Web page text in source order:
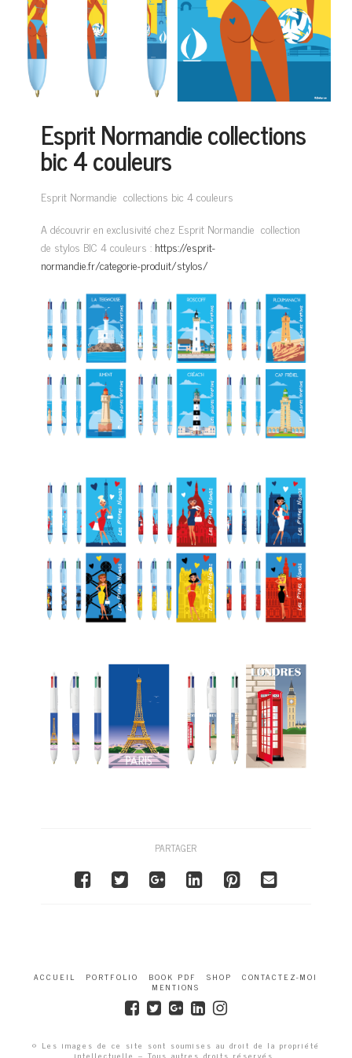
Esprit Normandie collections
bic 4 couleurs
Esprit Normandie collections bic 4 couleurs
A découvrir en exclusivité chez Esprit Normandie collection
de stylos BIC 4 couleurs : https://esprit-
normandie.fr/categorie-produit/stylos/
PARTAGER
ACCUEIL PORTFOLIO BOOK PDF SHOP CONTACTEZ-MOI
MENTIONS
© Les images de ce site sont soumises au droit de la propriété
intellectuelle – Tous autres droits réservés.